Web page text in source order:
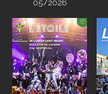
05/2026